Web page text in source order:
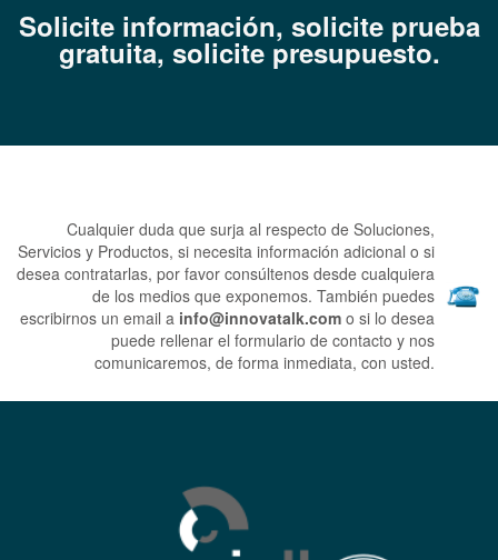
Solicite información, solicite prueba
gratuita, solicite presupuesto.
Cualquier duda que surja al respecto de Soluciones,
Servicios y Productos, si necesita información adicional o si
desea contratarlas, por favor consúltenos desde cualquiera
de los medios que exponemos. También puedes
escribirnos un email a info@innovatalk.com o si lo desea
puede rellenar el formulario de contacto y nos
comunicaremos, de forma inmediata, con usted.